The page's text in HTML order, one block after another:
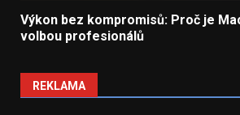
Výkon bez kompromisů: Proč je
volbou profesionálů
REKLAMA